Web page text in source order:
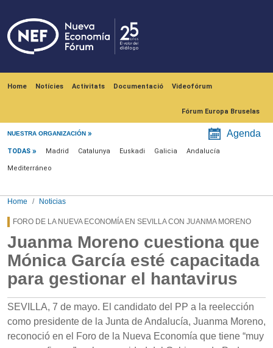
Home Notícies Activitats Documentació Videofórum
Fórum Europa Bruselas
NUESTRA ORGANIZACIÓN Agenda
Menú noticias
TODAS Madrid Catalunya Euskadi Galicia Andalucía
Mediterráneo
Home Noticias
FORO DE LA NUEVA ECONOMÍA EN SEVILLA CON JUANMA MORENO
Juanma Moreno cuestiona que
Mónica García esté capacitada
para gestionar el hantavirus
SEVILLA, 7 de mayo. El candidato del PP a la reelección
como presidente de la Junta de Andalucía, Juanma Moreno,
reconoció en el Foro de la Nueva Economía que tiene “muy